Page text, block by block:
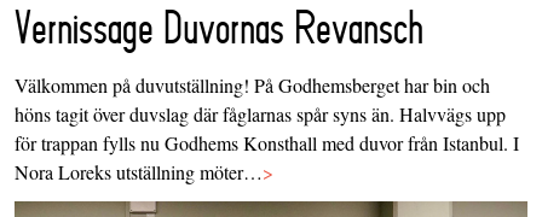
Vernissage Duvornas Revansch
Välkommen på duvutställning! På Godhemsberget har bin och
höns tagit över duvslag där fåglarnas spår syns än. Halvvägs upp
för trappan fylls nu Godhems Konsthall med duvor från Istanbul. I
Nora Loreks utställning möter…>